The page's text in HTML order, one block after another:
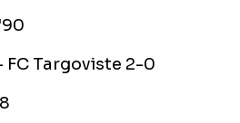
FC Targoviste 2-0